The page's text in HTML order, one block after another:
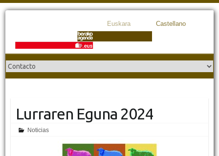
Euskara Castellano
Lurraren Eguna 2024
Noticias